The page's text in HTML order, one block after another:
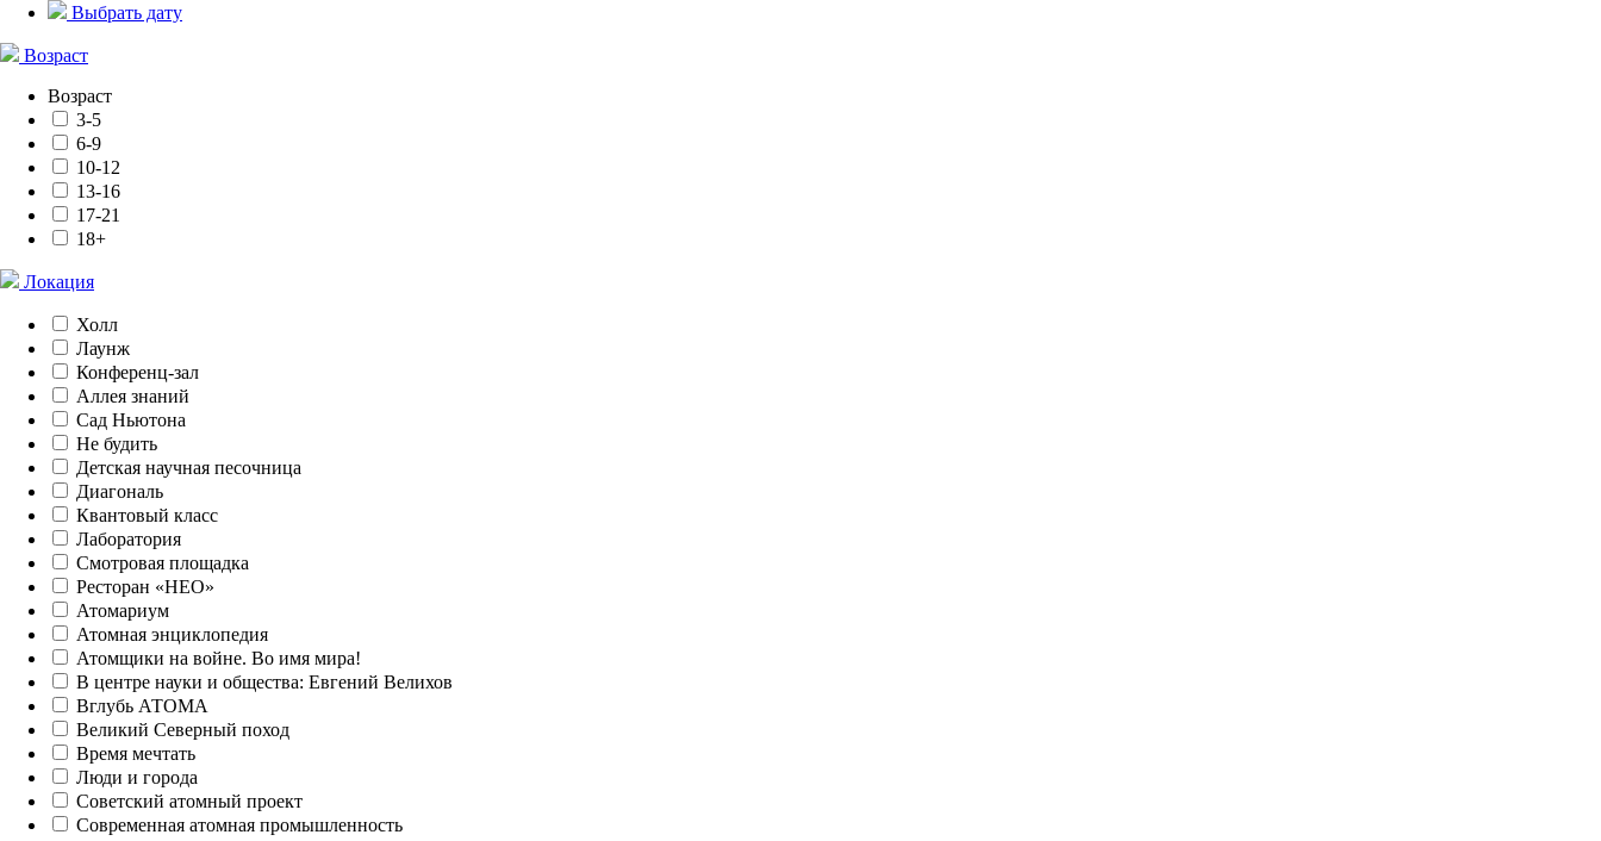
Выбрать дату
Возраст
Возраст
3-5
6-9
10-12
13-16
17-21
18+
Локация
Холл
Лаунж
Конференц-зал
Аллея знаний
Сад Ньютона
Не будить
Детская научная песочница
Диагональ
Квантовый класс
Лаборатория
Смотровая площадка
Ресторан «НЕО»
Атомариум
Атомная энциклопедия
Атомщики на войне. Во имя мира!
В центре науки и общества: Евгений Велихов
Вглубь АТОМА
Великий Северный поход
Время мечтать
Люди и города
Советский атомный проект
Современная атомная промышленность